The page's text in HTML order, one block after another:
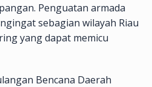
Penguatan armada
sebagian wilayah Riau
yang dapat memicu
Bencana Daerah